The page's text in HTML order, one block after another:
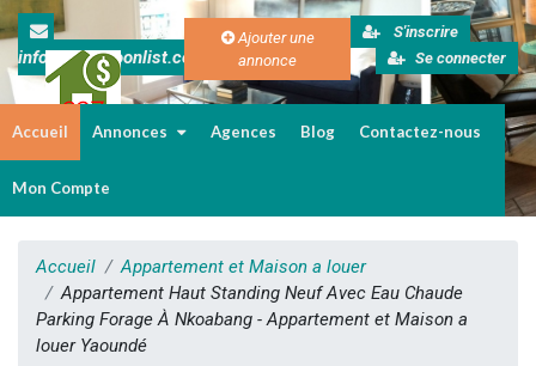
info@cameroonlist.com
Ajouter une
annonce
S'inscrire
Se connecter
Accueil Annonces Agences Blog Contactez-nous
Mon Compte
Accueil
Appartement et Maison a louer
Appartement Haut Standing Neuf Avec Eau Chaude
Parking Forage À Nkoabang - Appartement et Maison a
louer Yaoundé